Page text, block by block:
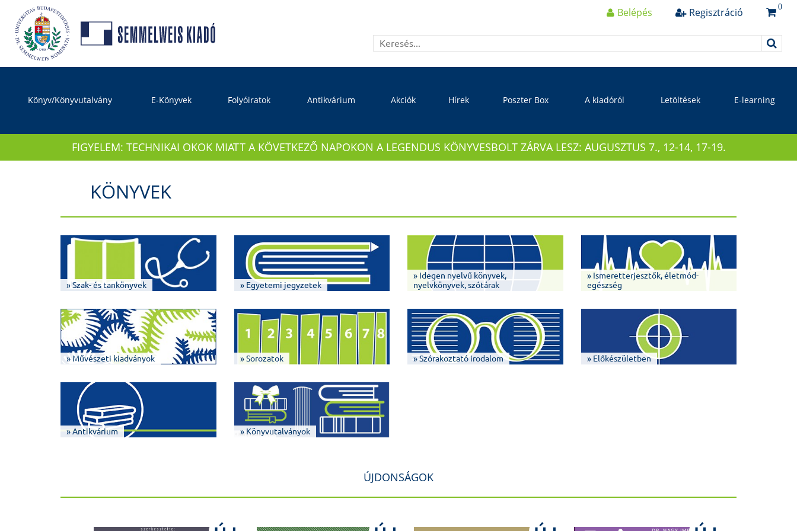
Belépés Regisztráció 0
Könyv/Könyvutalvány E-Könyvek Folyóiratok Antikvárium Akciók Hírek Poszter Box A kiadóról Letöltések E-learning
FIGYELEM: TECHNIKAI OKOK MIATT A KÖVETKEZŐ NAPOKON A LEGENDUS KÖNYVESBOLT ZÁRVA LESZ: AUGUSZTUS 7., 12-14, 17-19.
KÖNYVEK
» Szak- és tankönyvek » Egyetemi jegyzetek
» Idegen nyelvű könyvek,
nyelvkönyvek, szótárak
» Ismeretterjesztők, életmód-
egészség
» Művészeti kiadványok » Sorozatok » Szórakoztató irodalom » Előkészületben
» Antikvárium » Könyvutalványok
ÚJDONSÁGOK